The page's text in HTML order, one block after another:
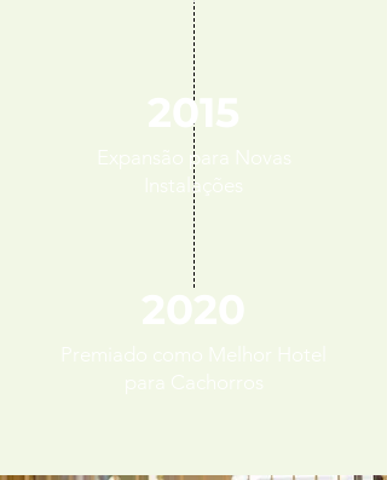
2015
Expansão para Novas
Instalações
2020
Premiado como Melhor Hotel
para Cachorros